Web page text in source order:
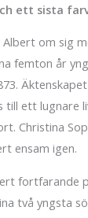
ett sista
om sig
femton år
till ett lugnare
Christina
ensam igen.
fortfarande
två yngsta